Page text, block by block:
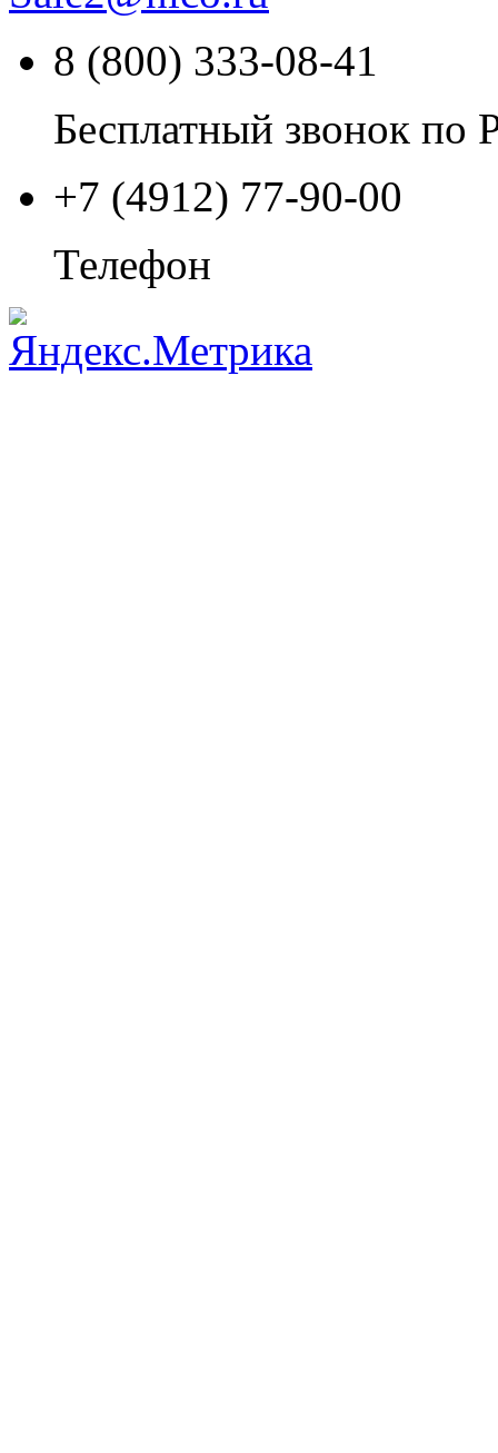
8 (800) 333-08-41
Бесплатный звонок по
+7 (4912) 77-90-00
Телефон